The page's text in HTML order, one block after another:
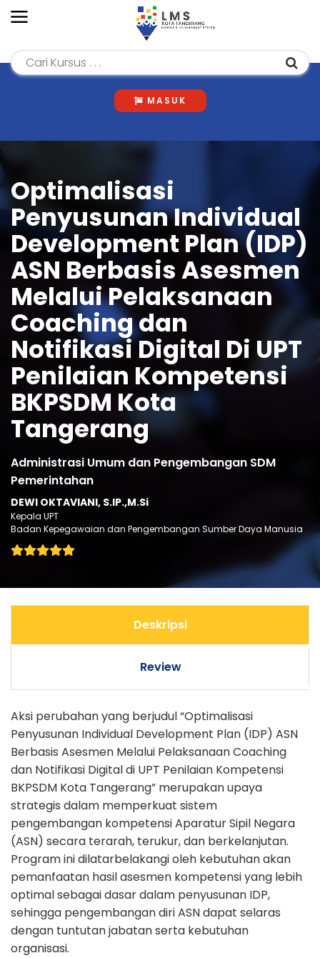
MASUK
Optimalisasi
Penyusunan Individual
Development Plan (IDP)
ASN Berbasis Asesmen
Melalui Pelaksanaan
Coaching dan
Notifikasi Digital Di UPT
Penilaian Kompetensi
BKPSDM Kota
Tangerang
Administrasi Umum dan Pengembangan SDM
Pemerintahan
DEWI OKTAVIANI, S.IP.,M.Si
Kepala UPT
Badan Kepegawaian dan Pengembangan Sumber Daya Manusia
Deskripsi
Review
Aksi perubahan yang berjudul “Optimalisasi
Penyusunan Individual Development Plan (IDP) ASN
Berbasis Asesmen Melalui Pelaksanaan Coaching
dan Notifikasi Digital di UPT Penilaian Kompetensi
BKPSDM Kota Tangerang” merupakan upaya
strategis dalam memperkuat sistem
pengembangan kompetensi Aparatur Sipil Negara
(ASN) secara terarah, terukur, dan berkelanjutan.
Program ini dilatarbelakangi oleh kebutuhan akan
pemanfaatan hasil asesmen kompetensi yang lebih
optimal sebagai dasar dalam penyusunan IDP,
sehingga pengembangan diri ASN dapat selaras
dengan tuntutan jabatan serta kebutuhan
organisasi.